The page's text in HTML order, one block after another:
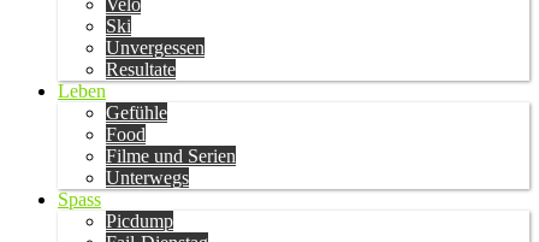
Velo
Ski
Unvergessen
Resultate
Leben
Gefühle
Food
Filme und Serien
Unterwegs
Spass
Picdump